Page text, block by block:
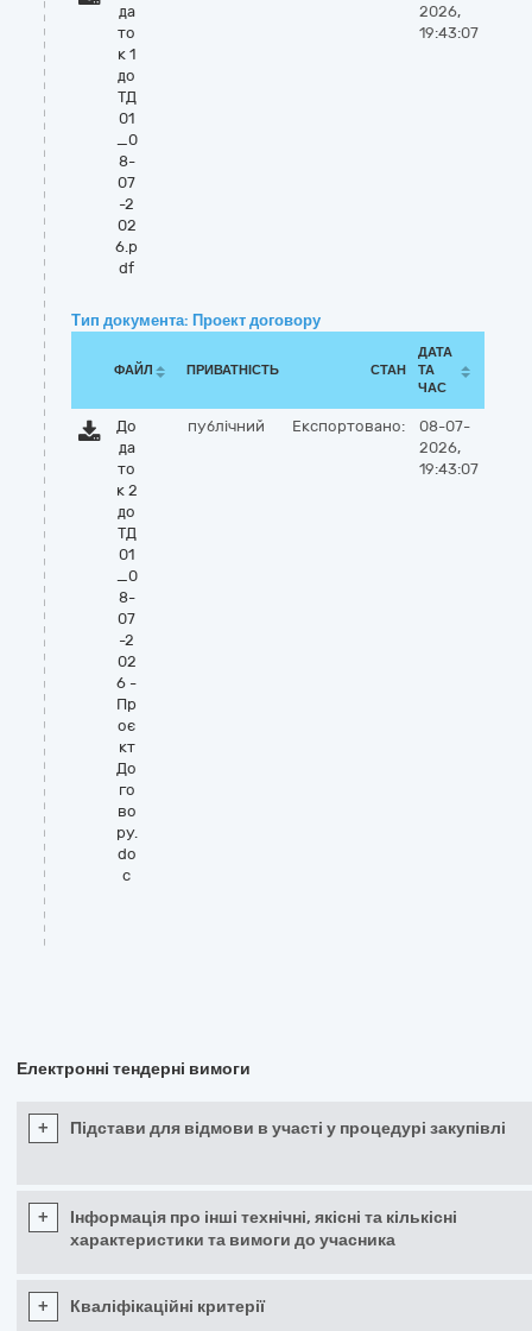
да
то
к 1
до
ТД
01
_0
8-
07
-2
02
6.p
df
2026,
19:43:07
Тип документа: Проект договору
ФАЙЛ ПРИВАТНІСТЬ СТАН
ДАТА
ТА
ЧАС
До
да
то
к 2
до
ТД
01
_0
8-
07
-2
02
6 -
Пр
оє
кт
До
го
во
ру.
do
c
публічний Експортовано:
08-07-
2026,
19:43:07
Електронні тендерні вимоги
+ Підстави для відмови в участі у процедурі закупівлі
+
Інформація про інші технічні, якісні та кількісні
характеристики та вимоги до учасника
+ Кваліфікаційні критерії